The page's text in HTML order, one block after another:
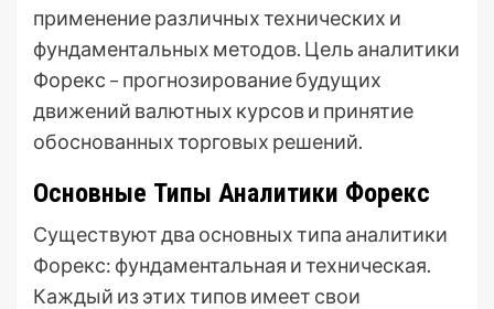
применение различных технических и
фундаментальных методов. Цель аналитики
Форекс – прогнозирование будущих
движений валютных курсов и принятие
обоснованных торговых решений.
Основные Типы Аналитики Форекс
Существуют два основных типа аналитики
Форекс: фундаментальная и техническая.
Каждый из этих типов имеет свои